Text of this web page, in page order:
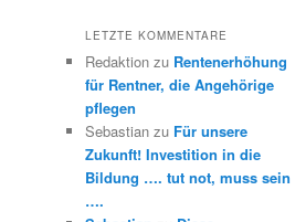
LETZTE KOMMENTARE
Redaktion zu Rentenerhöhung
für Rentner, die Angehörige
pflegen
Sebastian zu Für unsere
Zukunft! Investition in die
Bildung …. tut not, muss sein
….